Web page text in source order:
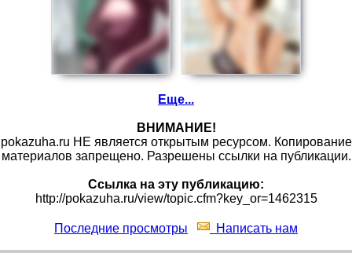
Еще...
ВНИМАНИЕ!
pokazuha.ru НЕ является открытым ресурсом. Копирование
материалов запрещено. Разрешены ссылки на публикации.
Ссылка на эту публикацию:
http://pokazuha.ru/view/topic.cfm?key_or=1462315
Последние просмотры Написать нам